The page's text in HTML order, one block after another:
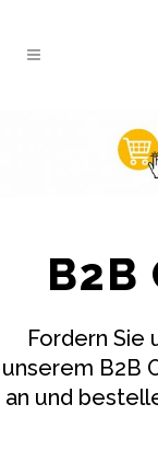
B2B
Fordern Sie
unserem B2B
an und